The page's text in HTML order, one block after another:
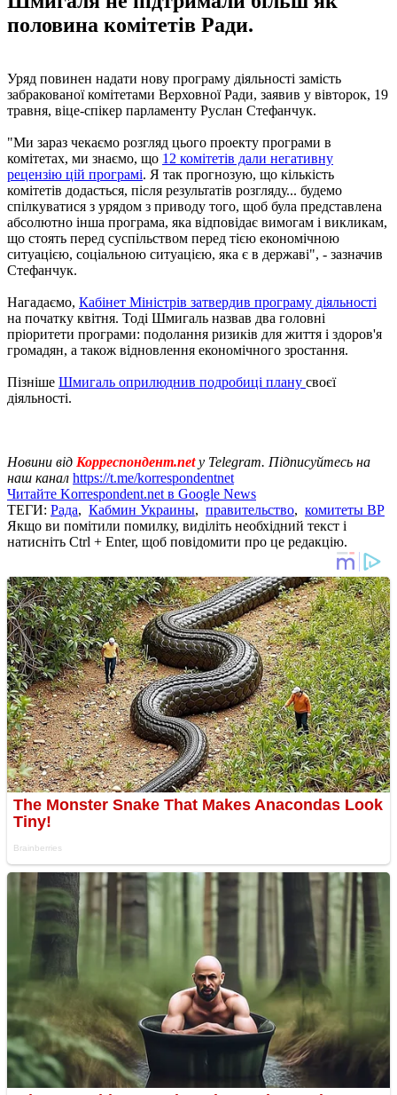
половина комітетів Ради.
Уряд повинен надати нову програму діяльності замість
забракованої комітетами Верховної Ради, заявив у вівторок, 19
травня, віце-спікер парламенту Руслан Стефанчук.
"Ми зараз чекаємо розгляд цього проекту програми в
комітетах, ми знаємо, що 12 комітетів дали негативну
рецензію цій програмі. Я так прогнозую, що кількість
комітетів додасться, після результатів розгляду... будемо
спілкуватися з урядом з приводу того, щоб була представлена ​​
абсолютно інша програма, яка відповідає вимогам і викликам,
що стоять перед суспільством перед тією економічною
ситуацією, соціальною ситуацією, яка є в державі", - зазначив
Стефанчук.
Нагадаємо, Кабінет Міністрів затвердив програму діяльності
на початку квітня. Тоді Шмигаль назвав два головні
пріоритети програми: подолання ризиків для життя і здоров'я
громадян, а також відновлення економічного зростання.
Пізніше Шмигаль оприлюднив подробиці плану своєї
діяльності.
Новини від Корреспондент.net у Telegram. Підписуйтесь на
наш канал https://t.me/korrespondentnet
Читайте Korrespondent.net в Google News
ТЕГИ: Рада, Кабмин Украины, правительство, комитеты ВР
Якщо ви помітили помилку, виділіть необхідний текст і
натисніть Ctrl + Enter, щоб повідомити про це редакцію.